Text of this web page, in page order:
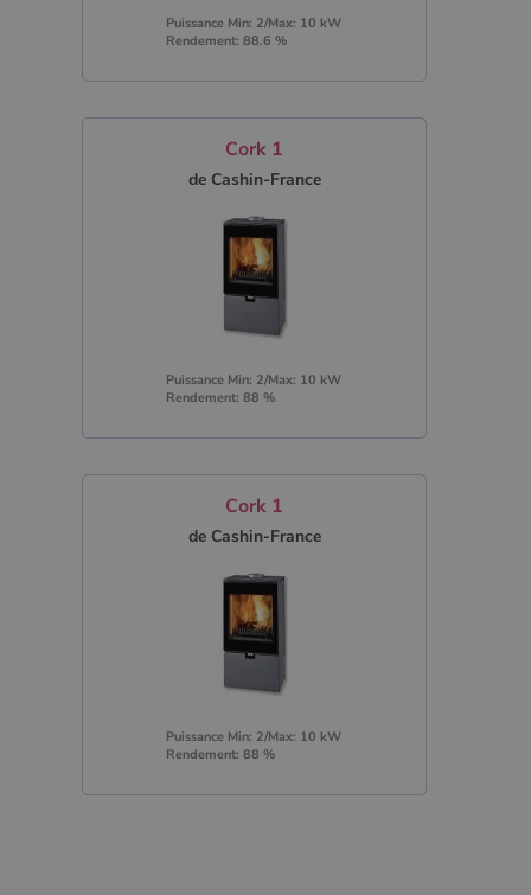
Puissance Min: 2/Max: 10 kW
Rendement: 88.6 %
Cork 1
de Cashin-France
Puissance Min: 2/Max: 10 kW
Rendement: 88 %
Cork 1
de Cashin-France
Puissance Min: 2/Max: 10 kW
Rendement: 88 %